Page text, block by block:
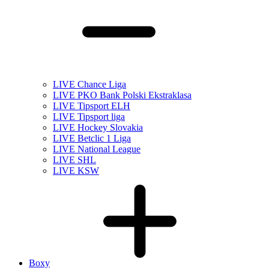
LIVE Chance Liga
LIVE PKO Bank Polski Ekstraklasa
LIVE Tipsport ELH
LIVE Tipsport liga
LIVE Hockey Slovakia
LIVE Betclic 1 Liga
LIVE National League
LIVE SHL
LIVE KSW
Boxy